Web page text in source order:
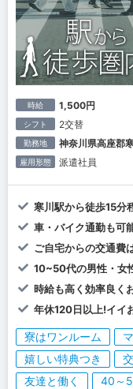
時給 1,500円
シフト 2交替
勤務地 神奈川県高座郡
雇用形態 派遣社員
寒川駅から徒歩15分
車・バイク通勤も可
ご自宅からの交通費
10~50代の男性・女
時給も高く効率良く
年休120日以上!イイ
寮はワンルーム
嬉しい特典つき
友達と働く
40～